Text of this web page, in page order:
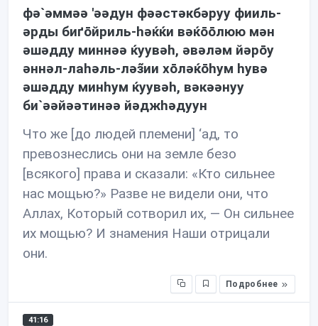
фə`əммəə 'əəдун фəəстəкбəруу фииль-
əрды биґōйриль-həќќи вəќōōлюю мəн
əшəдду миннəə ќуувəh, əвəлəм йəрōу
əннəл-лаhəль-лəз̃ии хōлəќōhум hувə
əшəдду минhум ќуувəh, вəкəəнуу
би`əəйəəтинəə йəджhəдуун
Что же [до людей племени] ‘ад, то
превознеслись они на земле безо
[всякого] права и сказали: «Кто сильнее
нас мощью?» Разве не видели они, что
Аллах, Который сотворил их, — Он сильнее
их мощью? И знамения Наши отрицали
они.
Подробнее
41:16